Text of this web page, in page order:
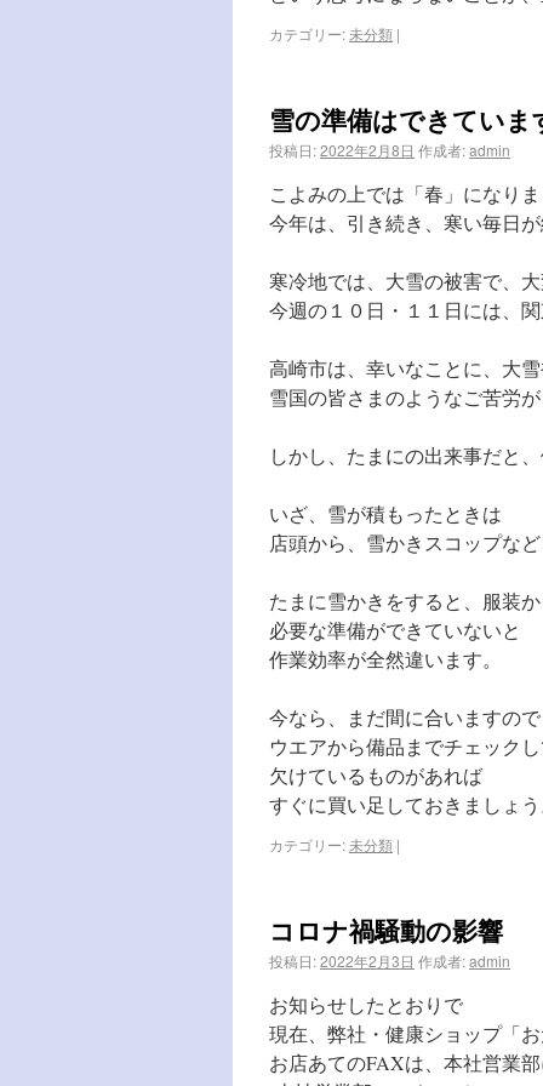
カテゴリー:未分類 |
雪の準備はできていま
投稿日:2022年2月8日 作成者:admin
こよみの上では「春」になり
今年は、引き続き、寒い毎日
寒冷地では、大雪の被害で、
今週の１０日・１１日には、
高崎市は、幸いなことに、大
雪国の皆さまのようなご苦労
しかし、たまにの出来事だと
いざ、雪が積もったときは
店頭から、雪かきスコップな
たまに雪かきをすると、服装
必要な準備ができていないと
作業効率が全然違います。
今なら、まだ間に合いますので
ウエアから備品までチェック
欠けているものがあれば
すぐに買い足しておきましょ
カテゴリー:未分類 |
コロナ禍騒動の影響
投稿日:2022年2月3日 作成者:admin
お知らせしたとおりで
現在、弊社・健康ショップ「
お店あてのFAXは、本社営業